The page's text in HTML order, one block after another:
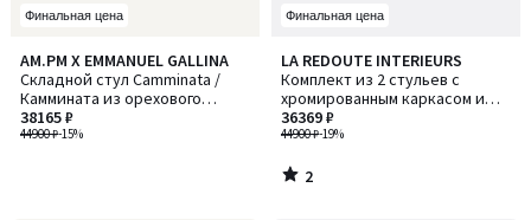
Финальная цена
AM.PM X EMMANUEL GALLINA
Складной стул Camminata /
Каммината из орехового
дерева, дизайн Эммануэля
Галлина
44900 ₽-15%
38165 ₽
Финальная цена
LA REDOUTE INTERIEURS
Комплект из 2 стульев с
хромированным каркасом и
тканевой обивкой, Celestina /
Селестина
44900 ₽-19%
36369 ₽
2
/
5
2
/